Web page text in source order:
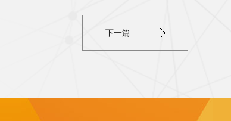
下一篇